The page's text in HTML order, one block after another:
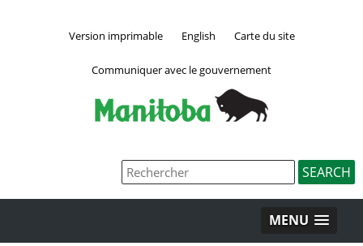
Version imprimable English Carte du site
Communiquer avec le gouvernement
MENU